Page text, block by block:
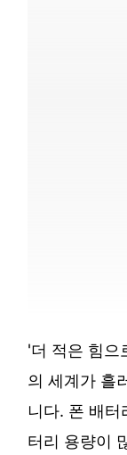
'더 적은 힘으
의 세계가 흘
니다. 폰 배터
터리 용량이